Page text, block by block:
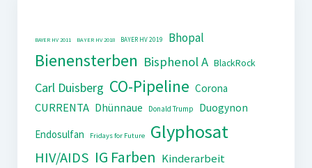
BAYER HV 2011 BAYER HV 2018 BAYER HV 2019 Bhopal
Bienensterben Bisphenol A BlackRock
Carl Duisberg CO-Pipeline Corona
CURRENTA Dhünnaue Donald Trump
Duogynon
Endosulfan
Fridays for Future Glyphosat
HIV/AIDS IG Farben Kinderarbeit